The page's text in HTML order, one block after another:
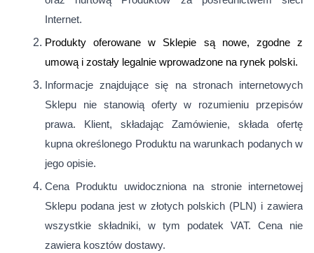
Internet.
Produkty oferowane w Sklepie są nowe, zgodne z
umową i zostały legalnie wprowadzone na rynek polski.
Informacje znajdujące się na stronach internetowych
Sklepu nie stanowią oferty w rozumieniu przepisów
prawa. Klient, składając Zamówienie, składa ofertę
kupna określonego Produktu na warunkach podanych w
jego opisie.
Cena Produktu uwidoczniona na stronie internetowej
Sklepu podana jest w złotych polskich (PLN) i zawiera
wszystkie składniki, w tym podatek VAT. Cena nie
zawiera kosztów dostawy.